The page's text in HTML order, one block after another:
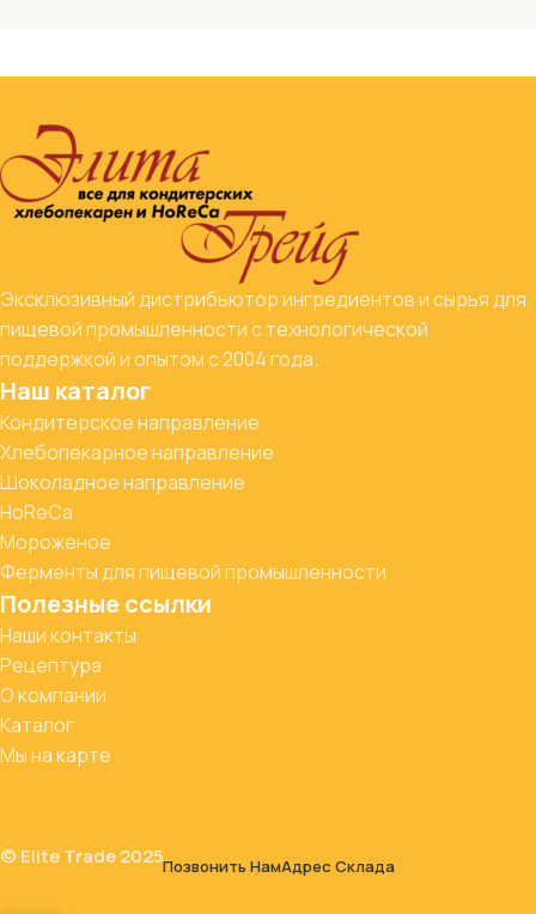
Эксклюзивный дистрибьютор ингредиентов и сырья для
пищевой промышленности с технологической
поддержкой и опытом с 2004 года.
Наш каталог
Кондитерское направление
Хлебопекарное направление
Шоколадное направление
HoReCa
Мороженое
Ферменты для пищевой промышленности
Полезные ссылки
Наши контакты
Рецептура
О компании
Каталог
Мы на карте
© Elite Trade 2025Позвонить НамАдрес Склада